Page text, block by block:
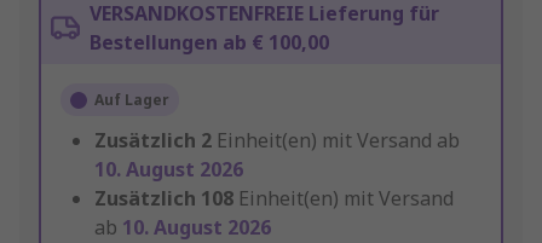
VERSANDKOSTENFREIE Lieferung für
Bestellungen ab € 100,00
Auf Lager
Zusätzlich 2 Einheit(en) mit Versand ab
10. August 2026
Zusätzlich 108 Einheit(en) mit Versand
ab 10. August 2026